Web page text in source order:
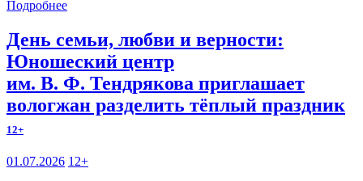
Подробнее
День семьи, любви и верности:
Юношеский центр
им. В. Ф. Тендрякова приглашает
вологжан разделить тёплый праздник
12+
01.07.2026 12+